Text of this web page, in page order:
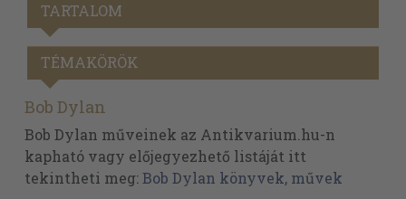
TARTALOM
TÉMAKÖRÖK
Bob Dylan
Bob Dylan műveinek az Antikvarium.hu-n
kapható vagy előjegyezhető listáját itt
tekintheti meg:Bob Dylan könyvek, művek